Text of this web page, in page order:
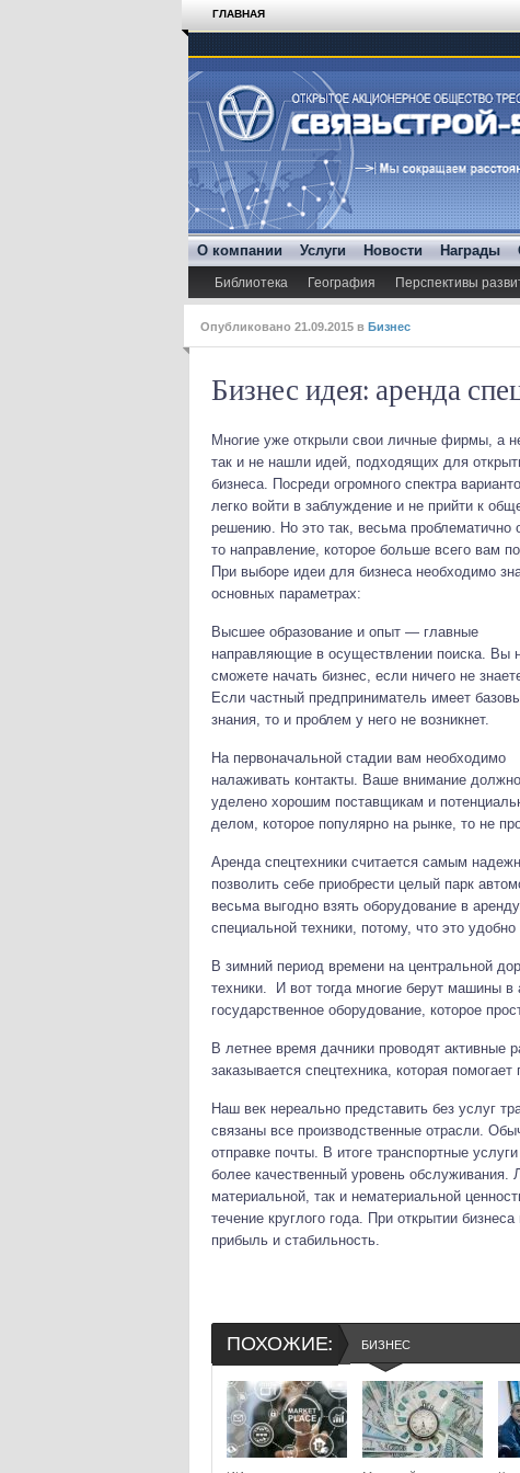
ГЛАВНАЯ
О компании Услуги Новости Награды
Библиотека География Перспективы
Опубликовано 21.09.2015 в Бизнес
Бизнес идея: аренда
Многие уже открыли свои личные фирмы, а
так и не нашли идей, подходящих для
бизнеса. Посреди огромного спектра
легко войти в заблуждение и не прийти к
решению. Но это так, весьма проблематично
то направление, которое больше всего вам
При выборе идеи для бизнеса необходимо
основных параметрах:
Высшее образование и опыт — главные
направляющие в осуществлении поиска. Вы
сможете начать бизнес, если ничего не
Если частный предприниматель имеет
знания, то и проблем у него не возникнет.
На первоначальной стадии вам необходимо
налаживать контакты. Ваше внимание
уделено хорошим поставщикам и
делом, которое популярно на рынке, то не
Аренда спецтехники считается самым
позволить себе приобрести целый парк
весьма выгодно взять оборудование в
специальной техники, потому, что это
В зимний период времени на центральной
техники. И вот тогда многие берут машины в
государственное оборудование, которое
В летнее время дачники проводят активные
заказывается спецтехника, которая
Наш век нереально представить без услуг
связаны все производственные отрасли.
отправке почты. В итоге транспортные
более качественный уровень обслуживания.
материальной, так и нематериальной
течение круглого года. При открытии
прибыль и стабильность.
ПОХОЖИЕ: БИЗНЕС